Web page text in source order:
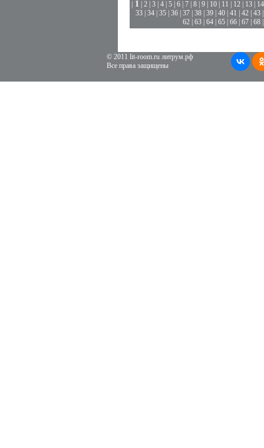
1 2 3 4 5 6 7 8 9 10 11 12 13
14
33| 34| 35| 36| 37| 38| 39| 40| 41 42| 43
62| 63| 64| 65| 66| 67| 68
© 2011 lit-room.ru литрум.рф
Все права защищены